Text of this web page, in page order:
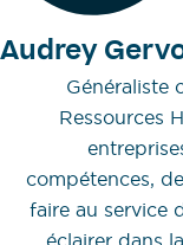
Audrey
Généraliste
Ressources
compétences,
faire au service